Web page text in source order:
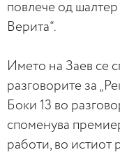
повлече од
Верита“.
Името на Заев се
разговорите за
Боки 13 во
споменува
работи, во истиот